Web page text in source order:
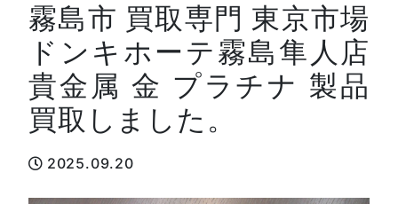
霧島市 買取専門 東京市場
ドンキホーテ霧島隼人店
貴金属 金 プラチナ 製品
買取しました。
2025.09.20